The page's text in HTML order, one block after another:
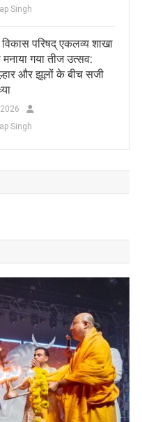
Singh
परिषद् एकलव्य शाखा
मनाया गया तीज उत्सव:
और झूलों के बीच सजी
Singh